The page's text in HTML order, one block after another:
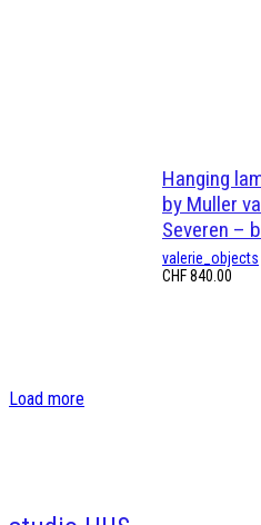
Hanging
by Muller
Severen –
valerie_objects
CHF840.00
Load more